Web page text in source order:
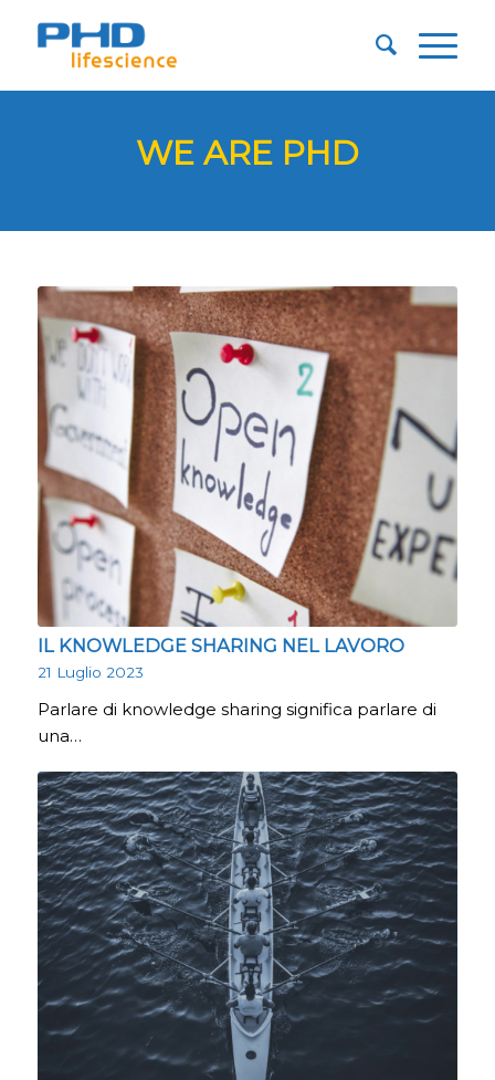
WE ARE PHD
IL KNOWLEDGE SHARING NEL LAVORO
21 Luglio 2023
Parlare di knowledge sharing significa parlare di
una…